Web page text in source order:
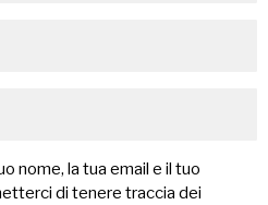
nome, la tua email e il tuo
di tenere traccia dei